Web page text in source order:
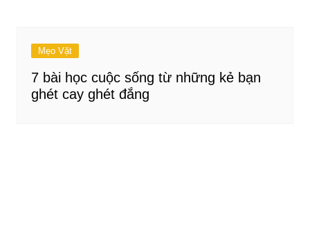
Mẹo Vặt
7 bài học cuộc sống từ những kẻ bạn
ghét cay ghét đắng